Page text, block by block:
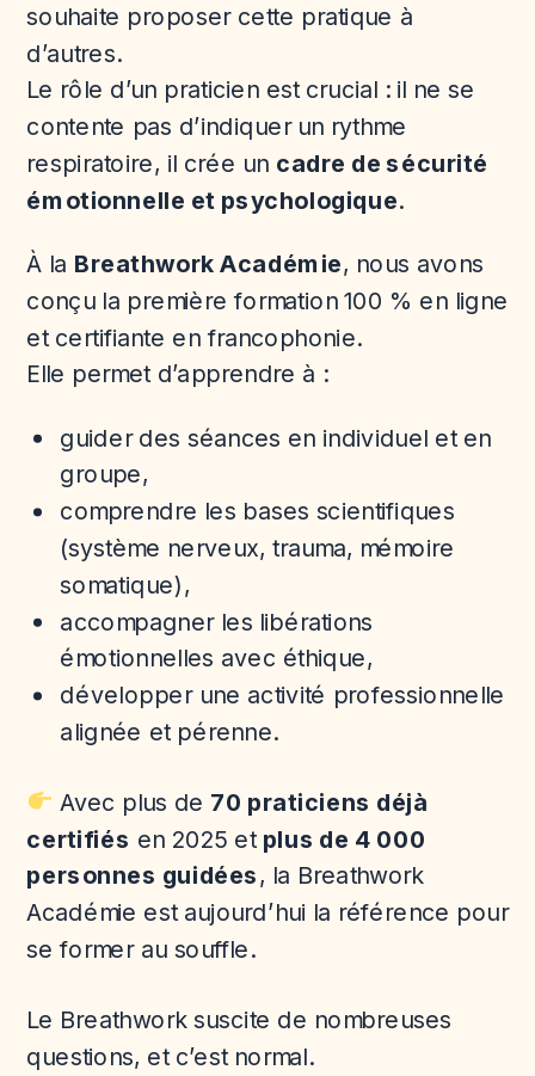
souhaite proposer cette pratique à
d’autres.
Le rôle d’un praticien est crucial : il ne se
contente pas d’indiquer un rythme
respiratoire, il crée un cadre de sécurité
émotionnelle et psychologique.
À la Breathwork Académie, nous avons
conçu la première formation 100 % en ligne
et certifiante en francophonie.
Elle permet d’apprendre à :
guider des séances en individuel et en
groupe,
comprendre les bases scientifiques
(système nerveux, trauma, mémoire
somatique),
accompagner les libérations
émotionnelles avec éthique,
développer une activité professionnelle
alignée et pérenne.
Avec plus de 70 praticiens déjà
certifiés en 2025 et plus de 4 000
personnes guidées, la Breathwork
Académie est aujourd’hui la référence pour
se former au souffle.
Le Breathwork suscite de nombreuses
questions, et c’est normal.